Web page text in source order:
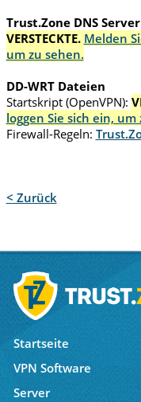
Trust.Zone DNS Server
VERSTECKTE. Melden
um zu sehen.
DD-WRT Dateien
Startskript (OpenVPN):
loggen Sie sich ein, um
Firewall-Regeln:
< Zurück
Startseite
VPN Software
Server